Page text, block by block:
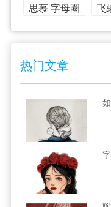
思慕 字母圈
飞
热门文章